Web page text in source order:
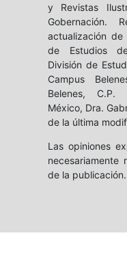
y Revistas
Gobernación.
actualización
de Estudios
División de
Campus
Belenes, C.P.
México, Dra.
de la última
Las opiniones
de la publicación.